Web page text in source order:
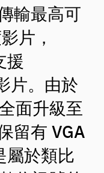
輸最高可
片，
援
片。由於
面升級至
留有 VGA
屬於類比